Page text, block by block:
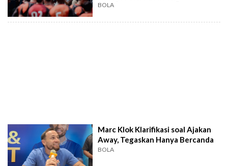
BOLA
Marc Klok Klarifikasi soal Ajakan
Away, Tegaskan Hanya Bercanda
BOLA